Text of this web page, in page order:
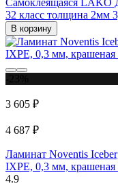
Самоклеящаяся
32 класс толщина 2мм
В корзину
3 605 ₽
4 687 ₽
Ламинат Noventis
IXPE, 0,3 мм,
4.9